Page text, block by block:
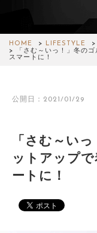
HOME LIFESTYLE
「さむ～いっ！」冬の
スマートに！
公開日：2021/01/29
「さむ～い
ットアップ
ートに！
FASHION
WATCH
CAR&BIKE
COLUMN